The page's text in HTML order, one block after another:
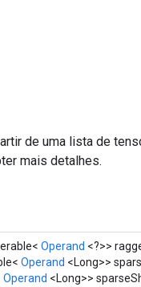
de uma lista de
mais detalhes.
Operand <?>>
Operand <Long>>
Operand <Long>>